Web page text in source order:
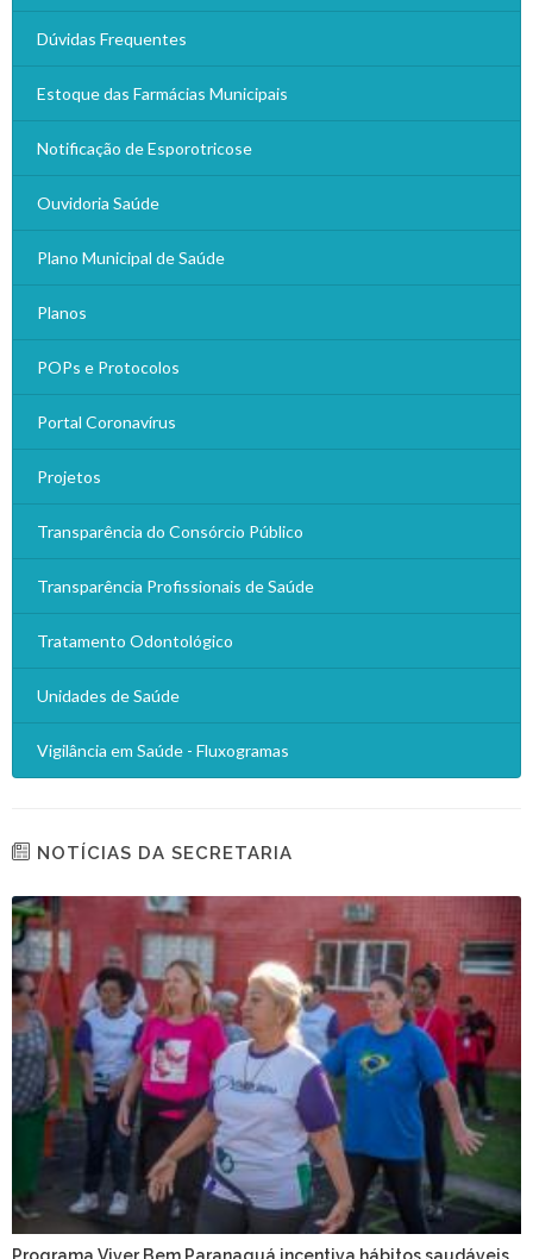
Dúvidas Frequentes
Estoque das Farmácias Municipais
Notificação de Esporotricose
Ouvidoria Saúde
Plano Municipal de Saúde
Planos
POPs e Protocolos
Portal Coronavírus
Projetos
Transparência do Consórcio Público
Transparência Profissionais de Saúde
Tratamento Odontológico
Unidades de Saúde
Vigilância em Saúde - Fluxogramas
NOTÍCIAS DA SECRETARIA